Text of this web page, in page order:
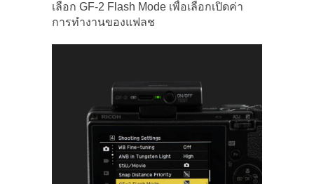
เลือก GF-2 Flash Mode เพื่อเลือกเปิดค่า
การทำงานของแฟลช